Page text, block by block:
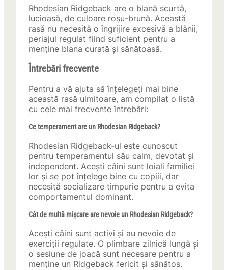
Rhodesian Ridgeback are o blană scurtă,
lucioasă, de culoare roșu-brună. Această
rasă nu necesită o îngrijire excesivă a blănii,
periajul regulat fiind suficient pentru a
menține blana curată și sănătoasă.
Întrebări frecvente
Pentru a vă ajuta să înțelegeți mai bine
această rasă uimitoare, am compilat o listă
cu cele mai frecvente întrebări:
Ce temperament are un Rhodesian Ridgeback?
Rhodesian Ridgeback-ul este cunoscut
pentru temperamentul său calm, devotat și
independent. Acești câini sunt loiali familiei
lor și se pot înțelege bine cu copiii, dar
necesită socializare timpurie pentru a evita
comportamentul dominant.
Cât de multă mișcare are nevoie un Rhodesian Ridgeback?
Acești câini sunt activi și au nevoie de
exerciții regulate. O plimbare zilnică lungă și
o sesiune de joacă sunt necesare pentru a
menține un Ridgeback fericit și sănătos.